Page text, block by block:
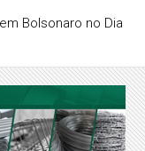
Bolsonaro no Dia